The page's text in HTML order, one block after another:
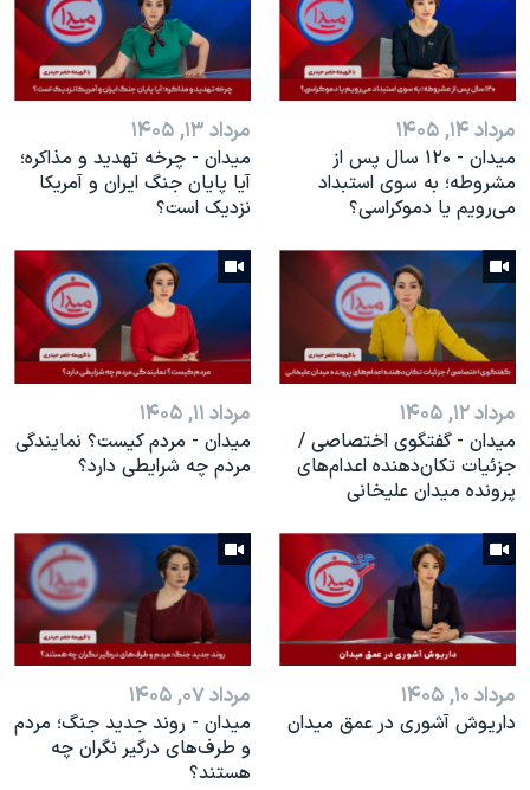
نرگس محمدی برنده جایزه نوبل صلح
همایش محافظه‌کاران آمریکا «سی‌پک»
صفحه‌های ویژه
سفر پرزیدنت ترامپ به چین
مرداد ۱۴, ۱۴۰۵
میدان - ۱۲۰ سال پس از
مشروطه؛ به سوی استبداد
می‌رویم یا دموکراسی؟
مرداد ۱۳, ۱۴۰۵
میدان - چرخه تهدید و مذاکره؛
آیا پایان جنگ ایران و آمریکا
نزدیک است؟
مرداد ۱۲, ۱۴۰۵
میدان - گفتگوی اختصاصی /
جزئیات تکان‌دهنده اعدا‌م‌های
پرونده میدان علیخانی
مرداد ۱۱, ۱۴۰۵
میدان - مردم کیست؟ نمایندگی
مردم چه شرایطی دارد؟
مرداد ۱۰, ۱۴۰۵
داریوش آشوری در عمق میدان
مرداد ۰۷, ۱۴۰۵
میدان - روند جدید جنگ؛ مردم
و طرف‌های درگیر نگران چه
هستند؟